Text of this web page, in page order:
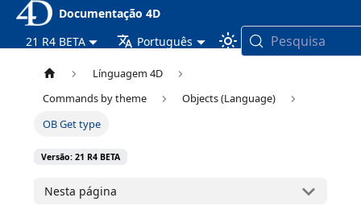
Documentação 4D
21 R4 BETA
Português Pesquisa
Línguagem 4D
Commands by theme
Objects (Language)
OB Get type
Versão: 21 R4 BETA
Nesta página